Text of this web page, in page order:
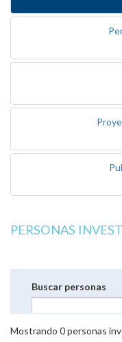
PERSONAS
Buscar personas
Mostrando 0personas